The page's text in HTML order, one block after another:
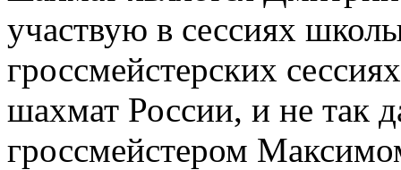
участвую в сессиях
гроссмейстерских
шахмат России, и не так
гроссмейстером